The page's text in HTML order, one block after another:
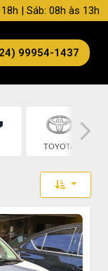
| Sáb: 08h às 13h
99954-1437
TOYOTA
Toggle